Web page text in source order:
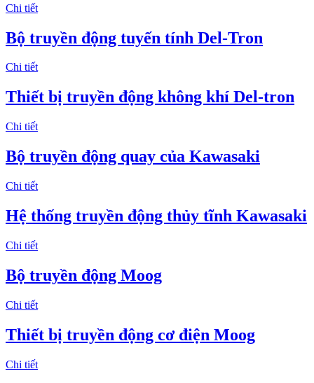
Chi tiết
Bộ truyền động tuyến tính Del-Tron
Chi tiết
Thiết bị truyền động không khí Del-tron
Chi tiết
Bộ truyền động quay của Kawasaki
Chi tiết
Hệ thống truyền động thủy tĩnh Kawasaki
Chi tiết
Bộ truyền động Moog
Chi tiết
Thiết bị truyền động cơ điện Moog
Chi tiết